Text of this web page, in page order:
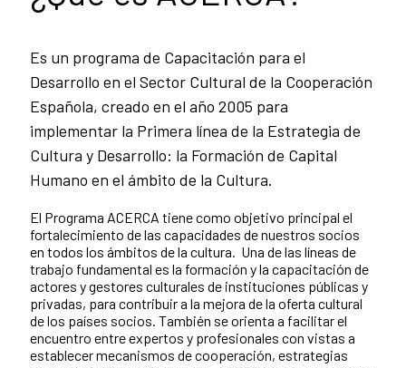
Es un programa de Capacitación para el
Desarrollo en el Sector Cultural de la Cooperación
Española, creado en el año 2005 para
implementar la Primera línea de la Estrategia de
Cultura y Desarrollo: la Formación de Capital
Humano en el ámbito de la Cultura.
El Programa ACERCA tiene como objetivo principal el
fortalecimiento de las capacidades de nuestros socios
en todos los ámbitos de la cultura. Una de las líneas de
trabajo fundamental es la formación y la capacitación de
actores y gestores culturales de instituciones públicas y
privadas, para contribuir a la mejora de la oferta cultural
de los países socios. También se orienta a facilitar el
encuentro entre expertos y profesionales con vistas a
establecer mecanismos de cooperación, estrategias